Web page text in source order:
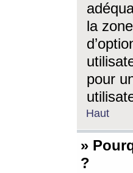
la
pour
Haut
»
?